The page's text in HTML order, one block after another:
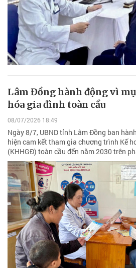
Lâm Đồng hành động vì
hóa gia đình toàn cầu
08/07/2026 18:49
Ngày 8/7, UBND tỉnh Lâm Đồng ban
hiện cam kết tham gia chương trình Kế
(KHHGĐ) toàn cầu đến năm 2030 trên